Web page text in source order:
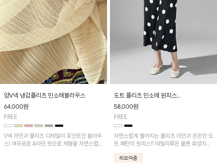
양V넥 냉감플리츠 민소매블라우스
64,000원
FREE
V넥 라인과 플리츠 디테일이 포인트인 블라우
스! 여유로운 A라인 핏으로 체형을 자연스럽게
도트 플리츠 민소매 원피스
[2차 리오더중] 8/19 순차적 발송!
58,000원
FREE
자연스럽게 떨어지는 플리츠 라인과 은은한 도
트 패턴의 원피스!! 데일리룩은 물론 휴양지룩
까지 다양하게 활용하기 좋은 아이템입니다.